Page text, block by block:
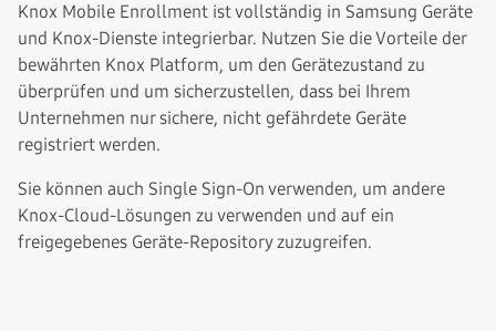
Knox Mobile Enrollment ist vollständig in Samsung Geräte
und Knox-Dienste integrierbar. Nutzen Sie die Vorteile der
bewährten Knox Platform, um den Gerätezustand zu
überprüfen und um sicherzustellen, dass bei Ihrem
Unternehmen nur sichere, nicht gefährdete Geräte
registriert werden.
Sie können auch Single Sign-On verwenden, um andere
Knox-Cloud-Lösungen zu verwenden und auf ein
freigegebenes Geräte-Repository zuzugreifen.